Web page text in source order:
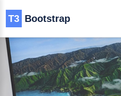
T3 Bootstrap